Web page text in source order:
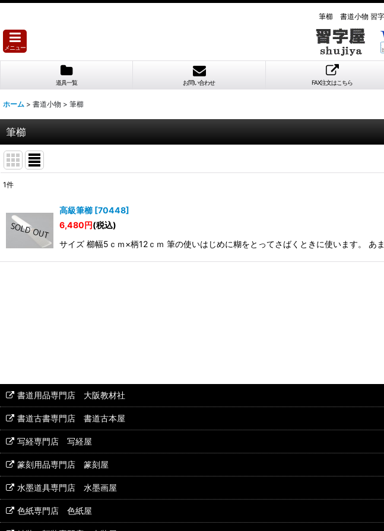
筆櫛 書道小物 習
メニュー
道具一覧 お問い合わせ FAX注文はこちら
ホーム > 書道小物 > 筆櫛
筆櫛
並び順:
1件
高級筆櫛 [70448]
6,480円(税込)
サイズ 櫛幅5ｃｍ×柄12ｃｍ 筆の使いはじめに糊をとってさばくときに使います。 あ
書道用品専門店 大阪教材社
書道古書専門店 書道古本屋
写経専門店 写経屋
篆刻用品専門店 篆刻屋
水墨道具専門店 水墨画屋
色紙専門店 色紙屋